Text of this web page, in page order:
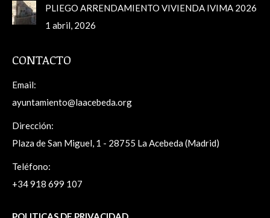
PLIEGO ARRENDAMIENTO VIVIENDA IVIMA 2026
1 abril, 2026
CONTACTO
Email:
ayuntamiento@laacebeda.org
Dirección:
Plaza de San Miguel, 1 - 28755 La Acebeda (Madrid)
Teléfono:
+34 918 699 107